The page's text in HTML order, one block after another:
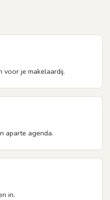
voor je makelaardij.
aparte agenda.
in.